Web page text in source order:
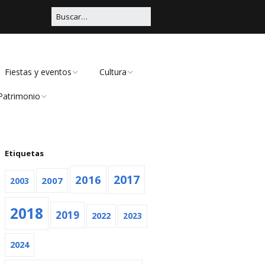
Fiestas y eventos
Carnaval
Feria
Navidad
Otras
Cultura
Religioso
Etiquetas
2003 2007 2016 2017
2018 2019 2022 2023
2024